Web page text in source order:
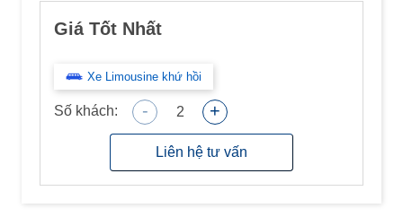
Giá Tốt Nhất
Xe Limousine khứ hồi
Số khách: - 2 +
Liên hệ tư vấn